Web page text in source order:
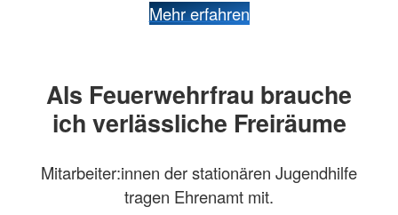
Mehr erfahren
Als Feuerwehrfrau brauche
ich verlässliche Freiräume
Mitarbeiter:innen der stationären Jugendhilfe
tragen Ehrenamt mit.